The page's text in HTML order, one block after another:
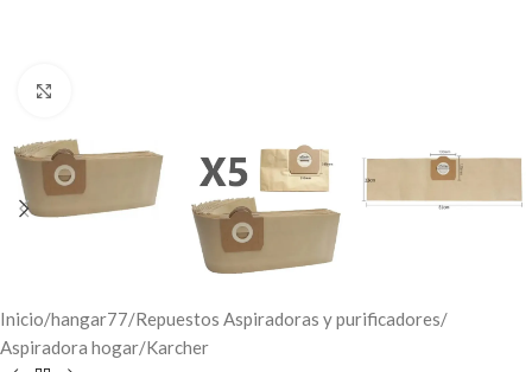
Inicio/hangar77/Repuestos Aspiradoras y purificadores/
Aspiradora hogar/Karcher